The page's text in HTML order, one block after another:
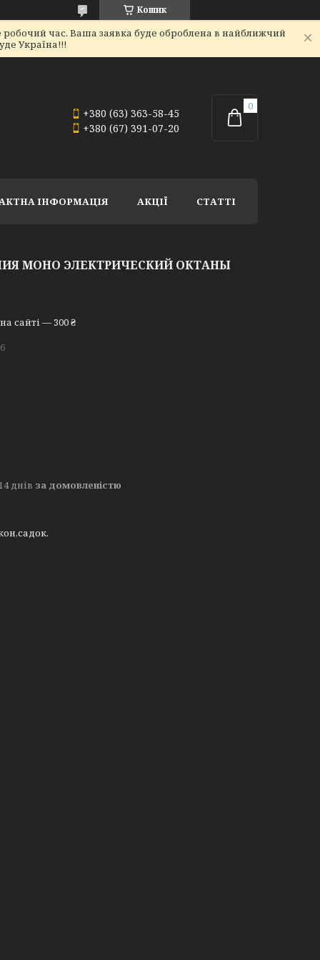
Кошик
робочий час. Ваша заявка буде оброблена в найближчий
Україна!!!
+380 (63) 363-58-45
+380 (67) 391-07-20
ІНФОРМАЦІЯ АКЦІЇ СТАТТІ
МОНО ЭЛЕКТРИЧЕСКИЙ ОКТАНЫ
сайті — 300 ₴
днів за домовленістю